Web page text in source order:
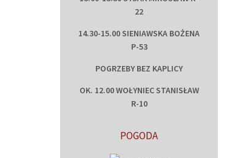
22
14.30-15.00 SIENIAWSKA BOŻENA
P-53
POGRZEBY BEZ KAPLICY
OK. 12.00 WOŁYNIEC STANISŁAW
R-10
POGODA